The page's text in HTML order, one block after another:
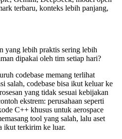
terbaru, konteks lebih panjang,
yang lebih praktis sering lebih
dipakai oleh tim setiap hari?
codebase memang terlihat
salah, codebase bisa ikut keluar ke
yang tidak sesuai kebijakan
ekstrem: perusahaan seperti
C++ khusus untuk aerospace
tool yang salah, lalu aset
ikut terkirim ke luar.